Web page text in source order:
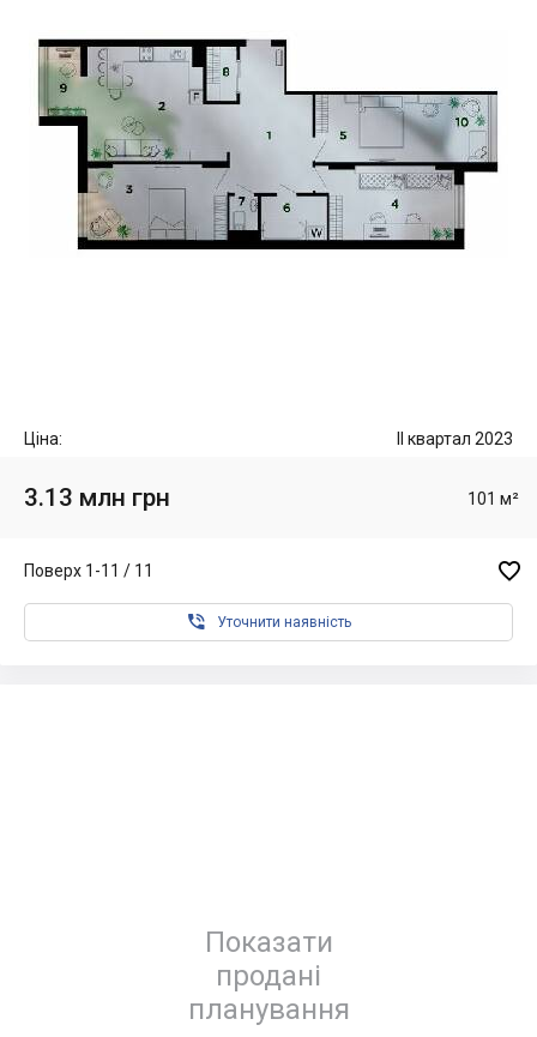
Ціна: II квартал 2023
3.13 млн грн 101 м²
Поверх 1-11 / 11 
 Уточнити наявність
Показати
продані
планування